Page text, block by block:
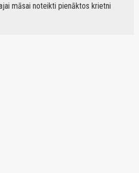
māsai noteikti pienāktos krietni